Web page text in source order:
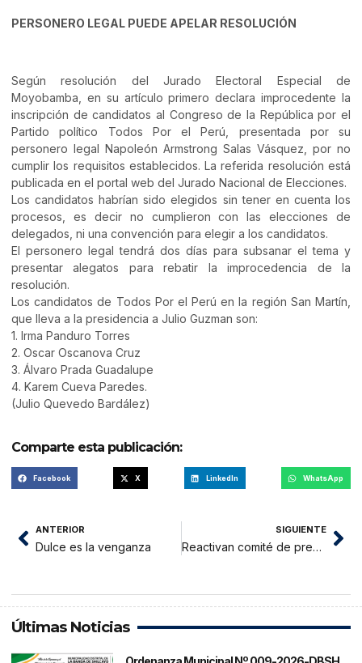
PERSONERO LEGAL PUEDE APELAR RESOLUCIÓN
Según resolución del Jurado Electoral Especial de
Moyobamba, en su artículo primero declara improcedente la
inscripción de candidatos al Congreso de la República por el
Partido político Todos Por el Perú, presentada por su
personero legal Napoleón Armstrong Salas Vásquez, por no
cumplir los requisitos establecidos. La referida resolución está
publicada en el portal web del Jurado Nacional de Elecciones.
Los candidatos habrían sido elegidos sin tener en cuenta los
procesos, es decir no cumplieron con las elecciones de
delegados, ni una convención para elegir a los candidatos.
El personero legal tendrá dos días para subsanar el tema y
presentar alegatos para rebatir la improcedencia de la
resolución.
Los candidatos de Todos Por el Perú en la región San Martín,
que lleva a la presidencia a Julio Guzman son:
1. Irma Panduro Torres
2. Oscar Oscanova Cruz
3. Álvaro Prada Guadalupe
4. Karem Cueva Paredes.
(Julio Quevedo Bardález)
Comparte esta publicación:
Facebook X LinkedIn WhatsApp
ANTERIOR
Dulce es la venganza
SIGUIENTE
Reactivan comité de prevención y erradicación del trabajo infantil
Últimas Noticias